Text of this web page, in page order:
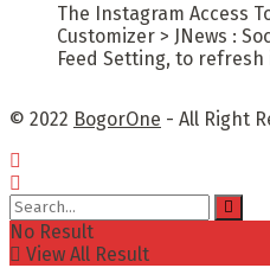
The Instagram Access
Customizer > JNews :
Feed Setting, to refresh
© 2022 BogorOne - All Right
No Result
View All Result